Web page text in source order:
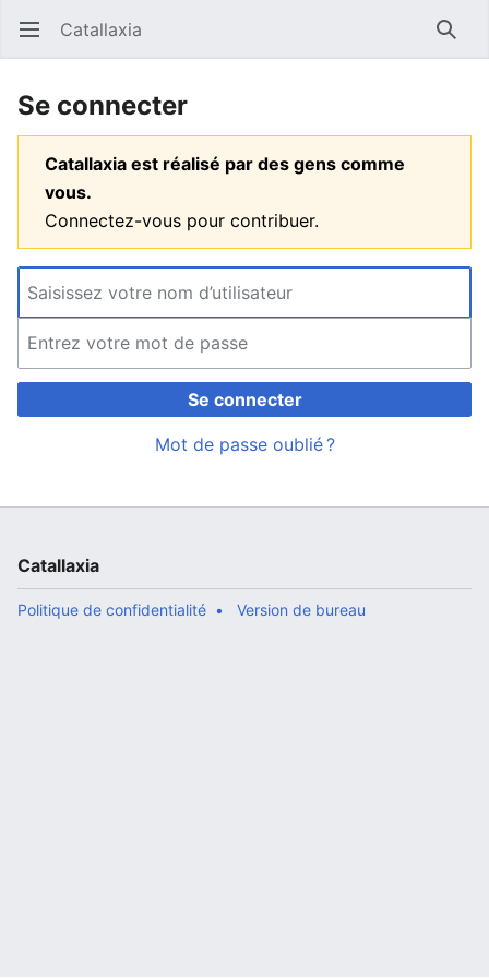
Ouvrir le menu principal Catallaxia
Se connecter
Catallaxia est réalisé par des gens comme
vous.
Connectez-vous pour contribuer.
Se connecter
Mot de passe oublié ?
Catallaxia
Politique de confidentialité Version de bureau